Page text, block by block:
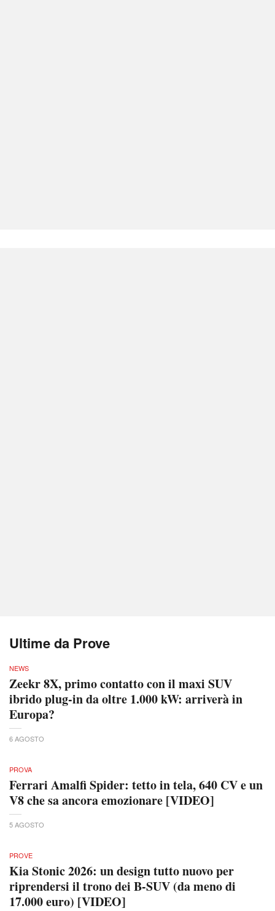
Ultime da Prove
NEWS
Zeekr 8X, primo contatto con il maxi SUV
ibrido plug-in da oltre 1.000 kW: arriverà in
Europa?
6 AGOSTO
PROVA
Ferrari Amalfi Spider: tetto in tela, 640 CV e un
V8 che sa ancora emozionare [VIDEO]
5 AGOSTO
PROVE
Kia Stonic 2026: un design tutto nuovo per
riprendersi il trono dei B-SUV (da meno di
17.000 euro) [VIDEO]